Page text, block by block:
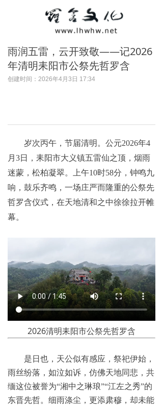
雨润五雷，云开致敬——记2026
年清明耒阳市公祭先哲罗含
创建时间： 2026年4月3日 17:34
岁次丙午，节届清明。公元2026年4
月3日，耒阳市大义镇五雷仙之顶，烟雨
迷蒙，松柏凝翠。上午10时58分，钟鸣九
响，鼓乐齐鸣，一场庄严而隆重的公祭先
哲罗含仪式，在天地清和之中徐徐拉开帷
幕。
2026清明耒阳市公祭先哲罗含
是日也，天公似有感应，祭祀伊始，
雨丝纷落，如泣如诉，仿佛天地同悲，共
缅这位被誉为“湘中之琳琅”“江左之秀”的
东晋先哲。细雨涤尘，更添肃穆，却未能